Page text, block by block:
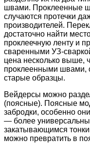
швами. Проклеенные
случаются протечки
производителей.
достаточно найти
проклеечную ленту и
сваренными УЗ-
цена несколько выше,
проклеенными швами,
старые образцы.
Вейдерсы можно
(поясные). Поясные
забродки, особенно
— более
закатывающимся
можно превратить в